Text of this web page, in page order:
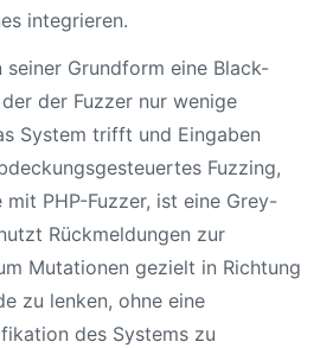
integrieren.
seiner Grundform eine Black-
der Fuzzer nur wenige
System trifft und Eingaben
Fuzzing,
PHP-Fuzzer, ist eine Grey-
Rückmeldungen zur
Mutationen gezielt in Richtung
zu lenken, ohne eine
des Systems zu